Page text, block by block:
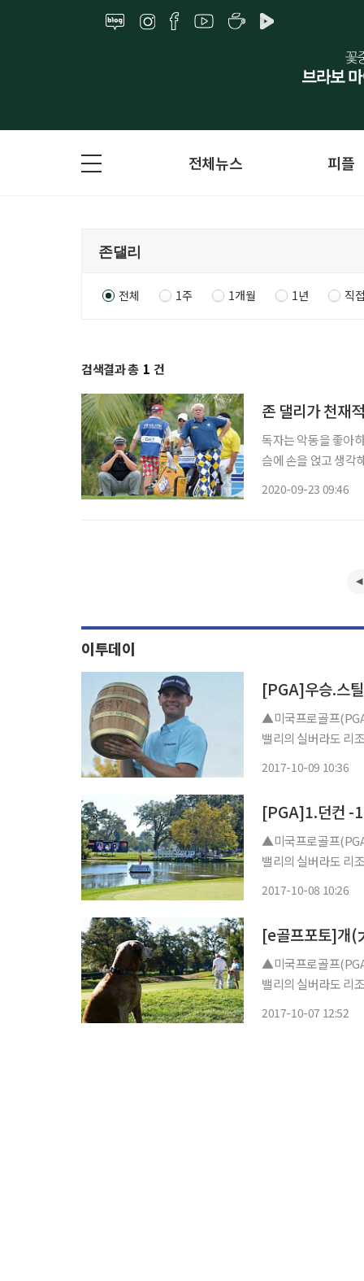
전체뉴스 피플
전체 1주 1개월 1년 직
검색결과 총 1 건
존 댈리가 천재
독자는 악동을 좋아
슴에 손을 얹고 생각
2020-09-23 09:46
이투데이
▲미국프로골프
밸리의 실버라도 리
2017-10-09 10:36
▲미국프로골프
밸리의 실버라도 리
2017-10-08 10:26
[e골프포토]개(
▲미국프로골프
밸리의 실버라도 리
2017-10-07 12:52